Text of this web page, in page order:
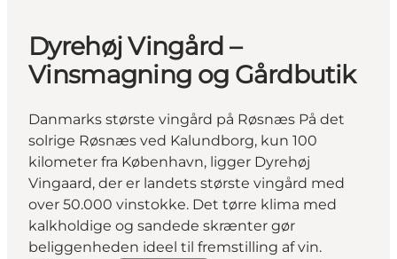
Dyrehøj Vingård –
Vinsmagning og Gårdbutik
Danmarks største vingård på Røsnæs På det
solrige Røsnæs ved Kalundborg, kun 100
kilometer fra København, ligger Dyrehøj
Vingaard, der er landets største vingård med
over 50.000 vinstokke. Det tørre klima med
kalkholdige og sandede skrænter gør
beliggenheden ideel til fremstilling af vin.